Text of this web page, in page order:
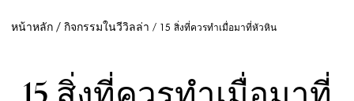
หน้าหลัก กิจกรรมในวีวิลล่า 15 สิ่งที่ควรทำเมื่อมาที่หัวหิน